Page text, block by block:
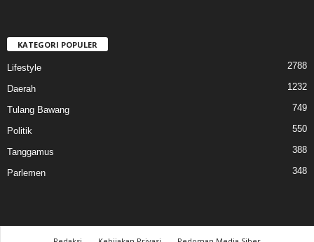
KATEGORI POPULER
Lifestyle 2788
Daerah 1232
Tulang Bawang 749
Politik 550
Tanggamus 388
Parlemen 348